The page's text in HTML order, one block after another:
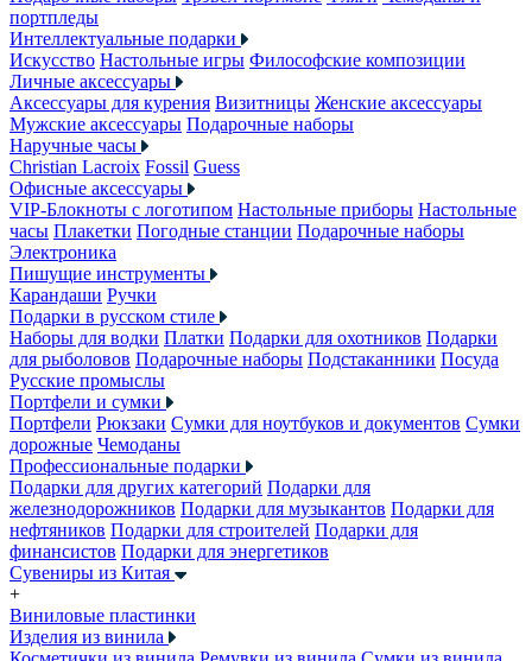
портпледы
Интеллектуальные подарки
Искусство Настольные игры Философские композиции
Личные аксессуары
Аксессуары для курения Визитницы Женские аксессуары
Мужские аксессуары Подарочные наборы
Наручные часы
Christian Lacroix Fossil Guess
Офисные аксессуары
VIP-Блокноты с логотипом Настольные приборы Настольные
часы Плакетки Погодные станции Подарочные наборы
Электроника
Пишущие инструменты
Карандаши Ручки
Подарки в русском стиле
Наборы для водки Платки Подарки для охотников Подарки
для рыболовов Подарочные наборы Подстаканники Посуда
Русские промыслы
Портфели и сумки
Портфели Рюкзаки Сумки для ноутбуков и документов Сумки
дорожные Чемоданы
Профессиональные подарки
Подарки для других категорий Подарки для
железнодорожников Подарки для музыкантов Подарки для
нефтяников Подарки для строителей Подарки для
финансистов Подарки для энергетиков
Сувениры из Китая
+
Виниловые пластинки
Изделия из винила